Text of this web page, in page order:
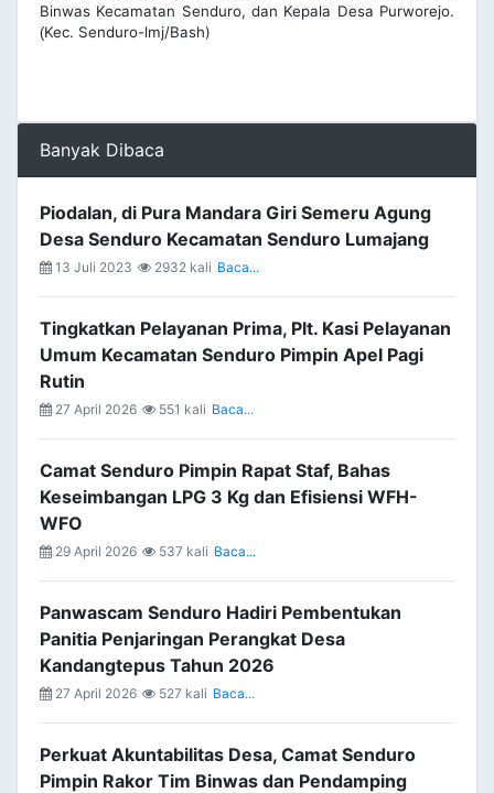
Binwas Kecamatan Senduro, dan Kepala Desa Purworejo.
(Kec. Senduro-lmj/Bash)
Banyak Dibaca
Piodalan, di Pura Mandara Giri Semeru Agung
Desa Senduro Kecamatan Senduro Lumajang
13 Juli 2023 2932 kali Baca...
Tingkatkan Pelayanan Prima, Plt. Kasi Pelayanan
Umum Kecamatan Senduro Pimpin Apel Pagi
Rutin
27 April 2026 551 kali Baca...
Camat Senduro Pimpin Rapat Staf, Bahas
Keseimbangan LPG 3 Kg dan Efisiensi WFH-
WFO
29 April 2026 537 kali Baca...
Panwascam Senduro Hadiri Pembentukan
Panitia Penjaringan Perangkat Desa
Kandangtepus Tahun 2026
27 April 2026 527 kali Baca...
Perkuat Akuntabilitas Desa, Camat Senduro
Pimpin Rakor Tim Binwas dan Pendamping